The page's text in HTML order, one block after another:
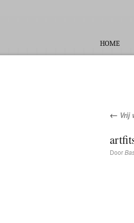
HOME
← Vrij
Door